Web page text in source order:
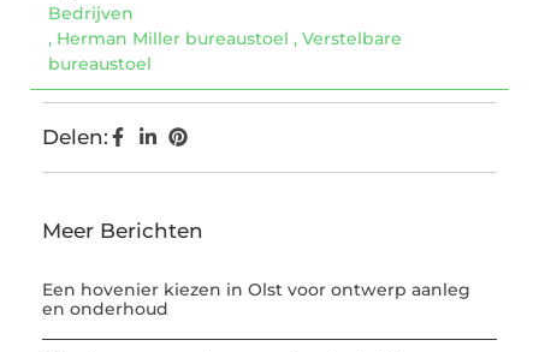
Bedrijven
, Herman Miller bureaustoel , Verstelbare
bureaustoel
Delen:
Meer Berichten
Een hovenier kiezen in Olst voor ontwerp aanleg
en onderhoud